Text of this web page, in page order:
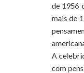
de 1956
mais de
A
com